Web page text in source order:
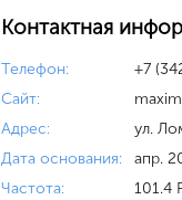
Контактная
Телефон:
+7
Сайт:
Адрес:
ул.
Дата основания:
апр.
Частота:
101.4